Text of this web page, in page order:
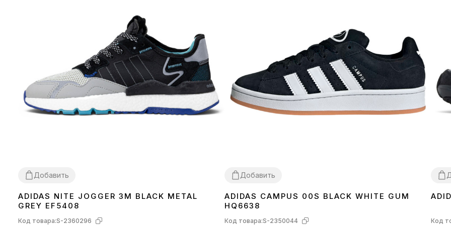
Добавить
41 42434445
ADIDAS NITE JOGGER 3M BLACK METAL
GREY EF5408
Код товара:S-2360296
Добавить
36 3738 394041 4243 44 45
ADIDAS CAMPUS 00S BLACK WHITE GUM
HQ6638
Код товара:S-2350044
36
Код